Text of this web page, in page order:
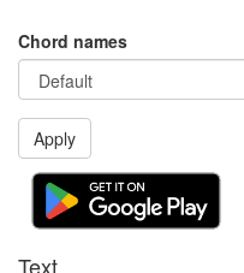
Chord names
Apply
Text